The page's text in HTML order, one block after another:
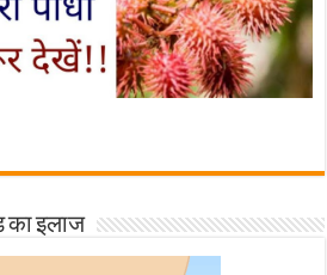
का इलाज